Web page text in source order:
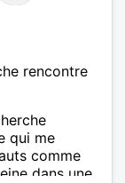
rencontre
qui me
comme
dans une